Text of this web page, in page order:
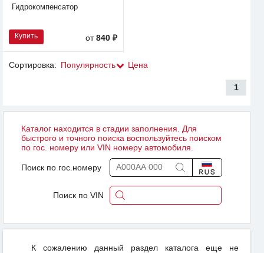
Гидрокомпенсатор
Купить от840 ₽
Сортировка: Популярность Цена
1
Каталог находится в стадии заполнения. Для
быстрого и точного поиска воспользуйтесь поиском
по гос. номеру или VIN номеру автомобиля.
Поиск по гос.номеру
Поиск по VIN
К сожалению данный раздел каталога еще не